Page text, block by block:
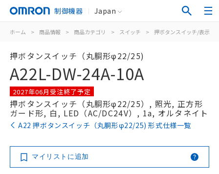
制御機器 Japan
ホーム > 商品情報 > 商品カテゴリ > スイッチ > 押ボタンスイッチ/表示灯
押ボタンスイッチ（丸胴形φ22/25)
A22L-DW-24A-10A
2027年06月受注終了予定
押ボタンスイッチ（丸胴形φ22/25）, 照光, 正方形
ガード形, 白, LED（AC/DC24V）, 1a, オルタネイト
A22 押ボタンスイッチ（丸胴形φ22/25) 形式仕様一覧
マイリストに追加